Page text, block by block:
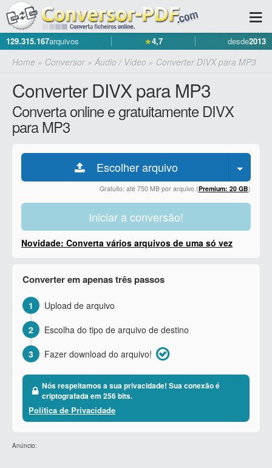
129.315.167arquivos ★4,7 desde2013
Home » Conversor» Áudio / Vídeo » Converter DIVX para MP3
Converter DIVX para MP3
Converta online e gratuitamente DIVX
para MP3
Escolher arquivo
Gratuito: até 750 MB por arquivo (Premium: 20 GB)
Iniciar a conversão!
Novidade: Converta vários arquivos de uma só vez
Converter em apenas três passos
1
Upload de arquivo
2
Escolha do tipo de arquivo de destino
3
Fazer download do arquivo!
Nós respeitamos a sua privacidade! Sua conexão é
criptografada em 256 bits.
Política de Privacidade
Anúncio: